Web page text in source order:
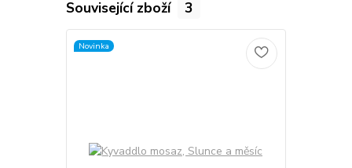
Související zboží 3
Novinka